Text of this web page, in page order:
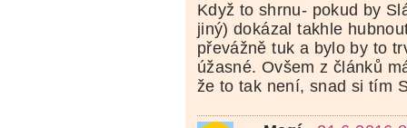
Když to shrnu- pokud by
jiný) dokázal takhle
převážně tuk a bylo by to
úžasné. Ovšem z článků
že to tak není, snad si tím